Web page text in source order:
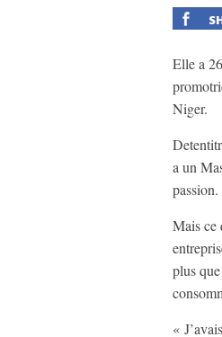
Elle a
Niger.
a un
passion.
Mais ce
plus
«